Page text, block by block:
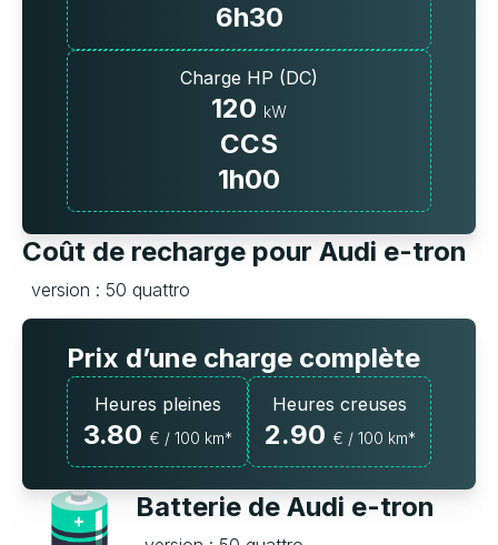
6h30
Charge HP (DC)
120 kW
CCS
1h00
Coût de recharge pour Audi e-tron
version : 50 quattro
Prix d’une charge complète
Heures pleines
3.80 € / 100 km*
Heures creuses
2.90 € / 100 km*
Batterie de Audi e-tron